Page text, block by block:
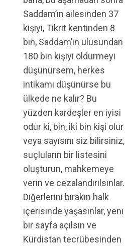
Saddam’ın ailesinden 37
kişiyi, Tikrit kentinden 8
bin, Saddam’ın ulusundan
180 bin kişiyi öldürmeyi
düşünürsem, herkes
intikamı düşünürse bu
ülkede ne kalır? Bu
yüzden kardeşler en iyisi
odur ki, bin, iki bin kişi olur
veya sayısını siz bilirsiniz,
suçluların bir listesini
oluşturun, mahkemeye
verin ve cezalandırılsınlar.
Diğerlerini bırakın halk
içerisinde yaşasınlar, yeni
bir sayfa açılsın ve
Kürdistan tecrübesinden